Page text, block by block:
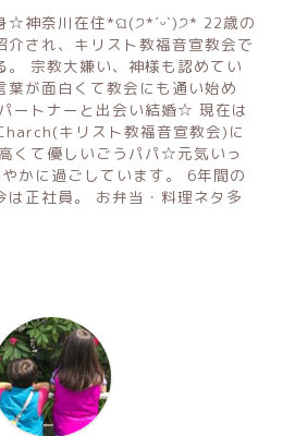
☆神奈川在住*ଘ(੭*ˊᵕˋ)੭* 22歳の
介され、キリスト教福音宣教会で
。 宗教大嫌い、神様も認めてい
葉が面白くて教会にも通い始め
ートナーと出会い結婚☆ 現在は
キリスト教福音宣教会)に
くて優しいごうパパ☆元気いっ
かに過ごしています。 6年間の
は正社員。 お弁当・料理ネタ多